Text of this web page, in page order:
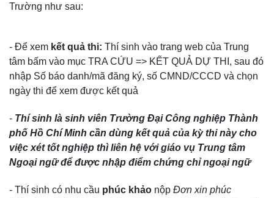
Trường như sau:
- Để xem kết quả thi: Thí sinh vào trang web của Trung
tâm bấm vào mục TRA CỨU => KẾT QUẢ DỰ THI, sau đó
nhập Số báo danh/mã đăng ký, số CMND/CCCD và chọn
ngày thi để xem được kết quả​
​- Thí sinh là sinh viên Trường Đại Công nghiệp Thành
phố Hồ Chí Minh cần dùng kết quả của kỳ thi này cho
việc xét tốt nghiệp thì liên hệ với giáo vụ Trung tâm
Ngoại ngữ để được nhập điểm chứng chỉ ngoại ngữ
- Thí sinh có nhu cầu phúc khảo nộp Đơn xin phúc